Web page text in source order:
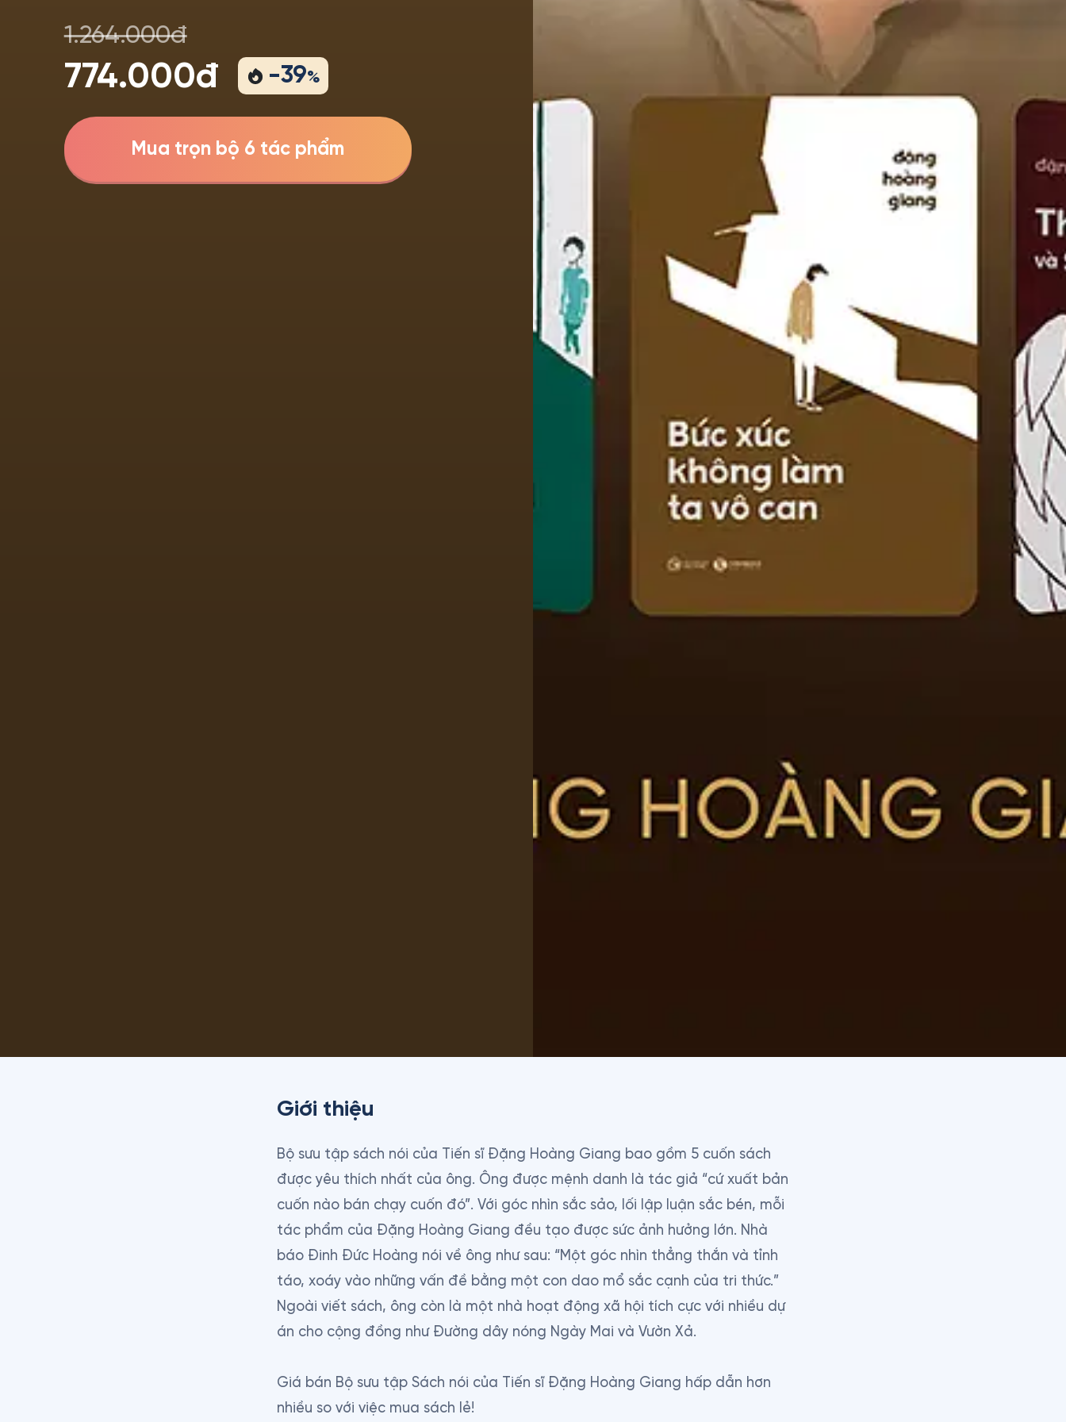
1.264.000đ
774.000đ -39%
Mua trọn bộ 6 tác phẩm
Giới thiệu
Bộ sưu tập sách nói của Tiến sĩ Đặng Hoàng Giang bao gồm 5 cuốn sách
được yêu thích nhất của ông. Ông được mệnh danh là tác giả “cứ xuất bản
cuốn nào bán chạy cuốn đó”. Với góc nhìn sắc sảo, lối lập luận sắc bén, mỗi
tác phẩm của Đặng Hoàng Giang đều tạo được sức ảnh hưởng lớn. Nhà
báo Đinh Đức Hoàng nói về ông như sau: “Một góc nhìn thẳng thắn và tỉnh
táo, xoáy vào những vấn đề bằng một con dao mổ sắc cạnh của tri thức.”
Ngoài viết sách, ông còn là một nhà hoạt động xã hội tích cực với nhiều dự
án cho cộng đồng như Đường dây nóng Ngày Mai và Vườn Xả.
Giá bán Bộ sưu tập Sách nói của Tiến sĩ Đặng Hoàng Giang hấp dẫn hơn
nhiều so với việc mua sách lẻ!